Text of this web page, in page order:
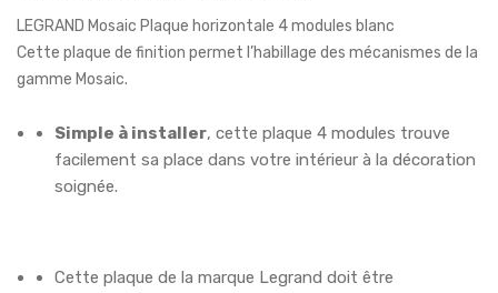
LEGRAND Mosaic Plaque horizontale 4 modules blanc
Cette plaque de finition permet l’habillage des mécanismes de la
gamme Mosaic.
Simple à installer, cette plaque 4 modules trouve
facilement sa place dans votre intérieur à la décoration
soignée.
Cette plaque de la marque Legrand doit être